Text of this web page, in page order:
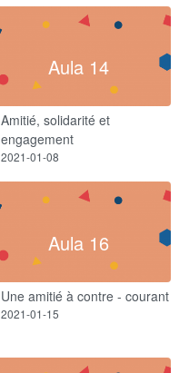
Aula 14
Amitié, solidarité et
engagement
2021-01-08
Aula 16
Une amitié à contre - courant
2021-01-15